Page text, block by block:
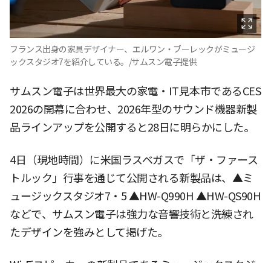
フランス出身の家具デザイナー、エルワン・ブーレックがミュージ
ックスタジオ7を紹介している。/サムスン電子提供
サムスン電子は世界最大の家電・IT見本市であるCES
2026の開幕に合わせ、2026年型のサウンド機器新製
品ラインアップを公開すると28日に明らかにした。
4日（現地時間）に米国ラスベガスで「ザ・ファース
トルック」行事を通じて公開される新製品は、▲ミ
ュージックスタジオ7・5 ▲HW-Q990H ▲HW-QS90H
などで、サムスン電子は強力な音響技術と洗練され
たデザインを強みとして掲げた。